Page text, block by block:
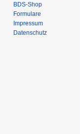
BDS-Shop
Formulare
Impressum
Datenschutz